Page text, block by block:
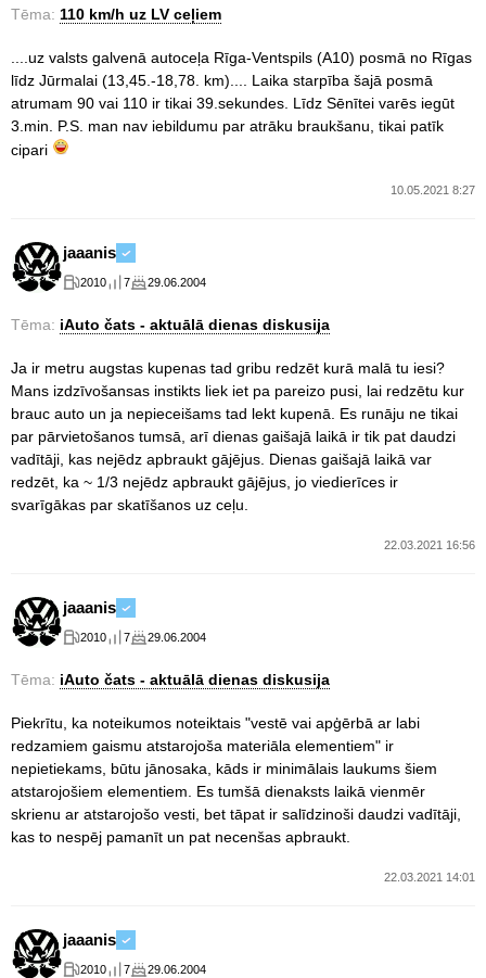
Tēma: 110 km/h uz LV ceļiem
....uz valsts galvenā autoceļa Rīga-Ventspils (A10) posmā no Rīgas
līdz Jūrmalai (13,45.-18,78. km).... Laika starpība šajā posmā
atrumam 90 vai 110 ir tikai 39.sekundes. Līdz Sēnītei varēs iegūt
3.min. P.S. man nav iebildumu par atrāku braukšanu, tikai patīk
cipari
10.05.2021 8:27
jaaanis
2010 7 29.06.2004
Tēma: iAuto čats - aktuālā dienas diskusija
Ja ir metru augstas kupenas tad gribu redzēt kurā malā tu iesi?
Mans izdzīvošansas instikts liek iet pa pareizo pusi, lai redzētu kur
brauc auto un ja nepieceišams tad lekt kupenā. Es runāju ne tikai
par pārvietošanos tumsā, arī dienas gaišajā laikā ir tik pat daudzi
vadītāji, kas nejēdz apbraukt gājējus. Dienas gaišajā laikā var
redzēt, ka ~ 1/3 nejēdz apbraukt gājējus, jo viedierīces ir
svarīgākas par skatīšanos uz ceļu.
22.03.2021 16:56
jaaanis
2010 7 29.06.2004
Tēma: iAuto čats - aktuālā dienas diskusija
Piekrītu, ka noteikumos noteiktais "vestē vai apģērbā ar labi
redzamiem gaismu atstarojoša materiāla elementiem" ir
nepietiekams, būtu jānosaka, kāds ir minimālais laukums šiem
atstarojošiem elementiem. Es tumšā dienaksts laikā vienmēr
skrienu ar atstarojošo vesti, bet tāpat ir salīdzinoši daudzi vadītāji,
kas to nespēj pamanīt un pat necenšas apbraukt.
22.03.2021 14:01
jaaanis
2010 7 29.06.2004